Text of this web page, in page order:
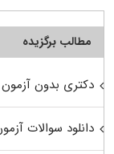
مطالب برگزیده
دکتری بدون آزمون
دانلود سوالات